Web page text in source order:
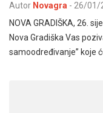
Autor Novagra - 26/01/
NOVA GRADIŠKA, 26.
Nova Gradiška Vas
samoodređivanje” koje